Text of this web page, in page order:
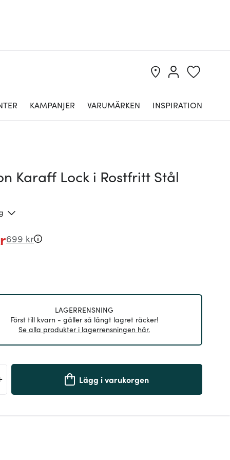
KAMPANJER VARUMÄRKEN INSPIRATION
Karaff Lock i Rostfritt Stål
699 kr
LAGERRENSNING
Först till kvarn - gäller så långt lagret räcker!
Se alla produkter i lagerrensningen här.
Lägg i varukorgen